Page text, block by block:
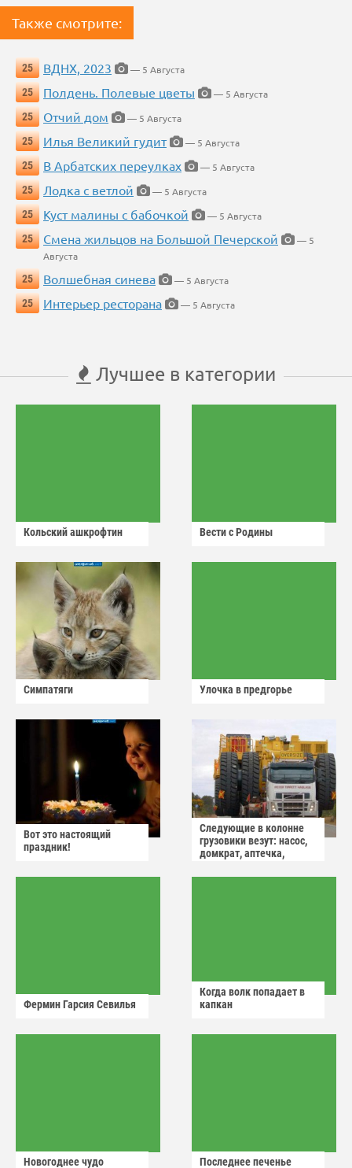
Также смотрите:
25 ВДНХ, 2023
— 5 Августа
25
Полдень. Полевые цветы
— 5 Августа
25
Отчий дом
— 5 Августа
25
Илья Великий гудит
— 5 Августа
25
В Арбатских переулках
— 5 Августа
25
Лодка с ветлой
— 5 Августа
25
Куст малины с бабочкой
— 5 Августа
25
Смена жильцов на Большой Печерской
— 5
Августа
25
Волшебная синева
— 5 Августа
25
Интерьер ресторана — 5 Августа
Лучшее в категории
Кольский ашкрофтин Вести с Родины
Симпатяги Улочка в предгорье
Вот это настоящий
праздник!
Следующие в колонне
грузовики везут: насос,
домкрат, аптечка,
Фермин Гарсия Севилья
Когда волк попадает в
капкан
Новогоднее чудо Последнее печенье